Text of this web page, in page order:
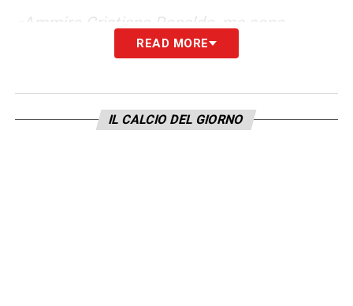
«Ammiro Cristiano Ronaldo, ma sono
sempre stato un grande fan di Messi. Ho
LA PLAYLIST DELLE NOSTRE TOP NEWS
READ MORE
IL CALCIO DEL GIORNO